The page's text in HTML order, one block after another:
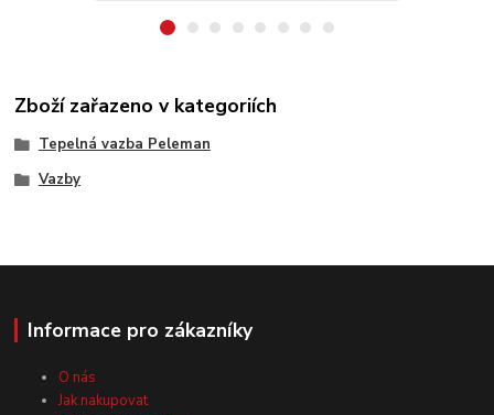
Zboží zařazeno v kategoriích
Tepelná vazba Peleman
Vazby
Informace pro zákazníky
O nás
Jak nakupovat